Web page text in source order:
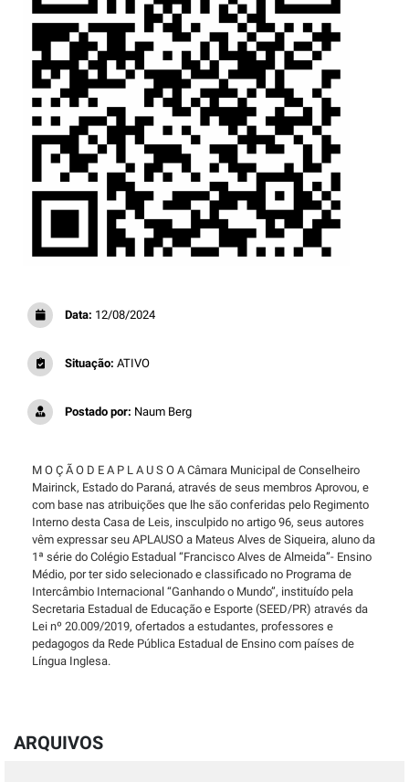
Data: 12/08/2024
Situação: ATIVO
Postado por: Naum Berg
M O Ç Ã O D E A P L A U S O A Câmara Municipal de Conselheiro
Mairinck, Estado do Paraná, através de seus membros Aprovou, e
com base nas atribuições que lhe são conferidas pelo Regimento
Interno desta Casa de Leis, insculpido no artigo 96, seus autores
vêm expressar seu APLAUSO a Mateus Alves de Siqueira, aluno da
1ª série do Colégio Estadual “Francisco Alves de Almeida”- Ensino
Médio, por ter sido selecionado e classificado no Programa de
Intercâmbio Internacional “Ganhando o Mundo”, instituído pela
Secretaria Estadual de Educação e Esporte (SEED/PR) através da
Lei nº 20.009/2019, ofertados a estudantes, professores e
pedagogos da Rede Pública Estadual de Ensino com países de
Língua Inglesa.
ARQUIVOS